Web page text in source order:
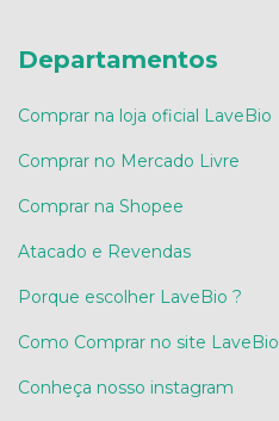
Departamentos
Comprar na loja oficial LaveBio
Comprar no Mercado Livre
Comprar na Shopee
Atacado e Revendas
Porque escolher LaveBio ?
Como Comprar no site LaveBio
Conheça nosso instagram